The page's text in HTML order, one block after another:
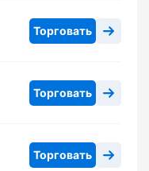
Торговать
Торговать
Торговать